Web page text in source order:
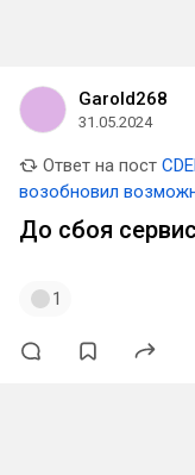
Garold268
31.05.2024
Ответ на пост
возобновил
заказов
До сбоя
1